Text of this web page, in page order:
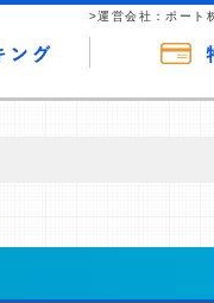
>運営会社：ポート